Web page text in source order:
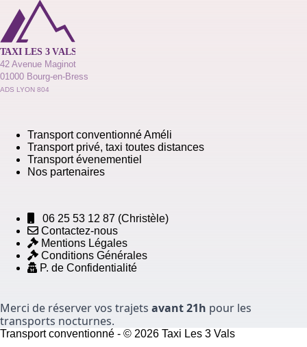
42 Avenue Maginot
01000 Bourg-en-Bress
ADS LYON 804
Transport conventionné Améli
Transport privé, taxi toutes distances
Transport évenementiel
Nos partenaires
06 25 53 12 87 (Christèle)
Contactez-nous
Mentions Légales
Conditions Générales
P. de Confidentialité
Merci de réserver vos trajets avant 21h pour les
transports nocturnes.
Transport conventionné - © 2026 Taxi Les 3 Vals